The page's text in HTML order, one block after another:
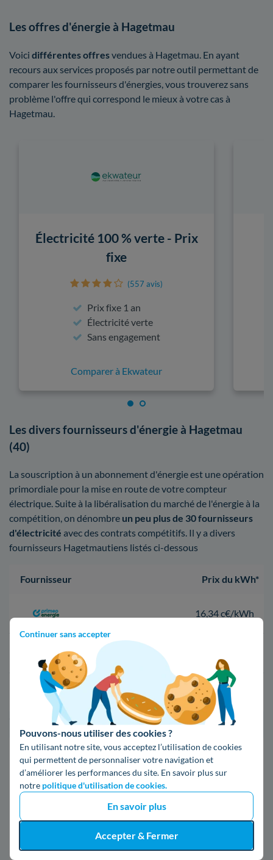
Continuer sans accepter
Pouvons-nous utiliser des cookies ?
En utilisant notre site, vous acceptez l’utilisation de cookies
qui permettent de personnaliser votre navigation et
d’améliorer les performances du site. En savoir plus sur
notre politique d'utilisation de cookies.
En savoir plus
Accepter & Fermer
Les offres d'énergie à Hagetmau
Voici différentes offresvendues à Hagetmau. En ayant
recours aux services proposés par notre outil permettant de
comparer les fournisseurs d'énergies, vous trouverez sans
problème l'offre qui correspond le mieux à votre cas à
Hagetmau.
Électricité 100 % verte - Prix
fixe
(557 avis)
Prix fixe 1 an
Électricité verte
Sans engagement
Comparer à Ekwateur
Les divers fournisseurs d'énergie à Hagetmau
(40)
La souscription à un abonnement d'énergie est une opération
primordiale pour la mise en route de votre compteur
électrique. Suite à la libéralisation du marché de l'énergie à la
compétition, on dénombre un peu plus de 30 fournisseurs
d'électricité avec des contrats compétitifs. Il y a divers
fournisseurs Hagetmautiens listés ci-dessous
Fournisseur Prix du kWh*
16,34 c€/kWh
16,400000000000002 c€/kWh
17,83 c€/kWh
*Prix TTC pour un forfait base d’une puissance de 6 kVA
Infos / souscriptions
(appel non surtaxé)
Comparer les offres